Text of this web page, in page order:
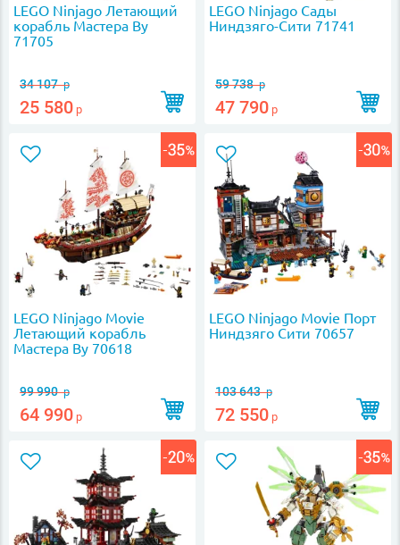
LEGO Ninjago Летающий
корабль Мастера Ву
71705
34 107р
25 580 р
LEGO Ninjago Сады
Ниндзяго-Сити 71741
59 738р
47 790 р
LEGO Ninjago Movie
Летающий корабль
Мастера Ву 70618
99 990р
64 990 р
LEGO Ninjago Movie Порт
Ниндзяго Сити 70657
103 643р
72 550 р